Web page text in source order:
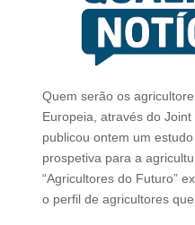
Quem serão os
Europeia, através do Joint
publicou ontem um
prospetiva para a
“Agricultores do Futuro”
o perfil de agricultores